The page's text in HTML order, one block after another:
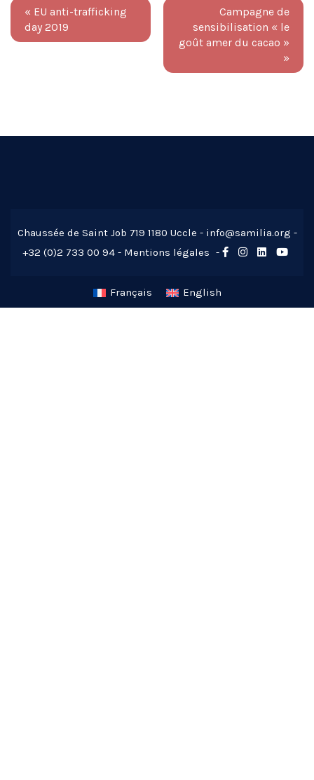
« EU anti-trafficking
day 2019
Campagne de
sensibilisation « le
goût amer du cacao »
»
Chaussée de Saint Job 719 1180 Uccle - info@samilia.org -
+32 (0)2 733 00 94 - Mentions légales -
Français English